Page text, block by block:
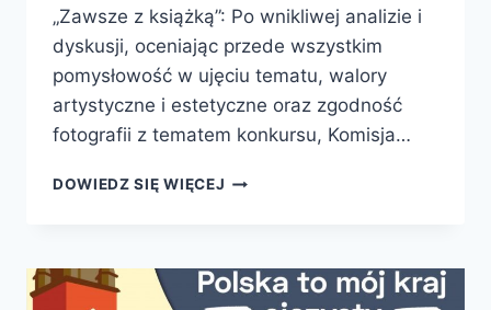
„Zawsze z książką”: Po wnikliwej analizie i
dyskusji, oceniając przede wszystkim
pomysłowość w ujęciu tematu, walory
artystyczne i estetyczne oraz zgodność
fotografii z tematem konkursu, Komisja…
DOWIEDZ SIĘ WIĘCEJ WYNIKI
KSIĄŻKĄ”